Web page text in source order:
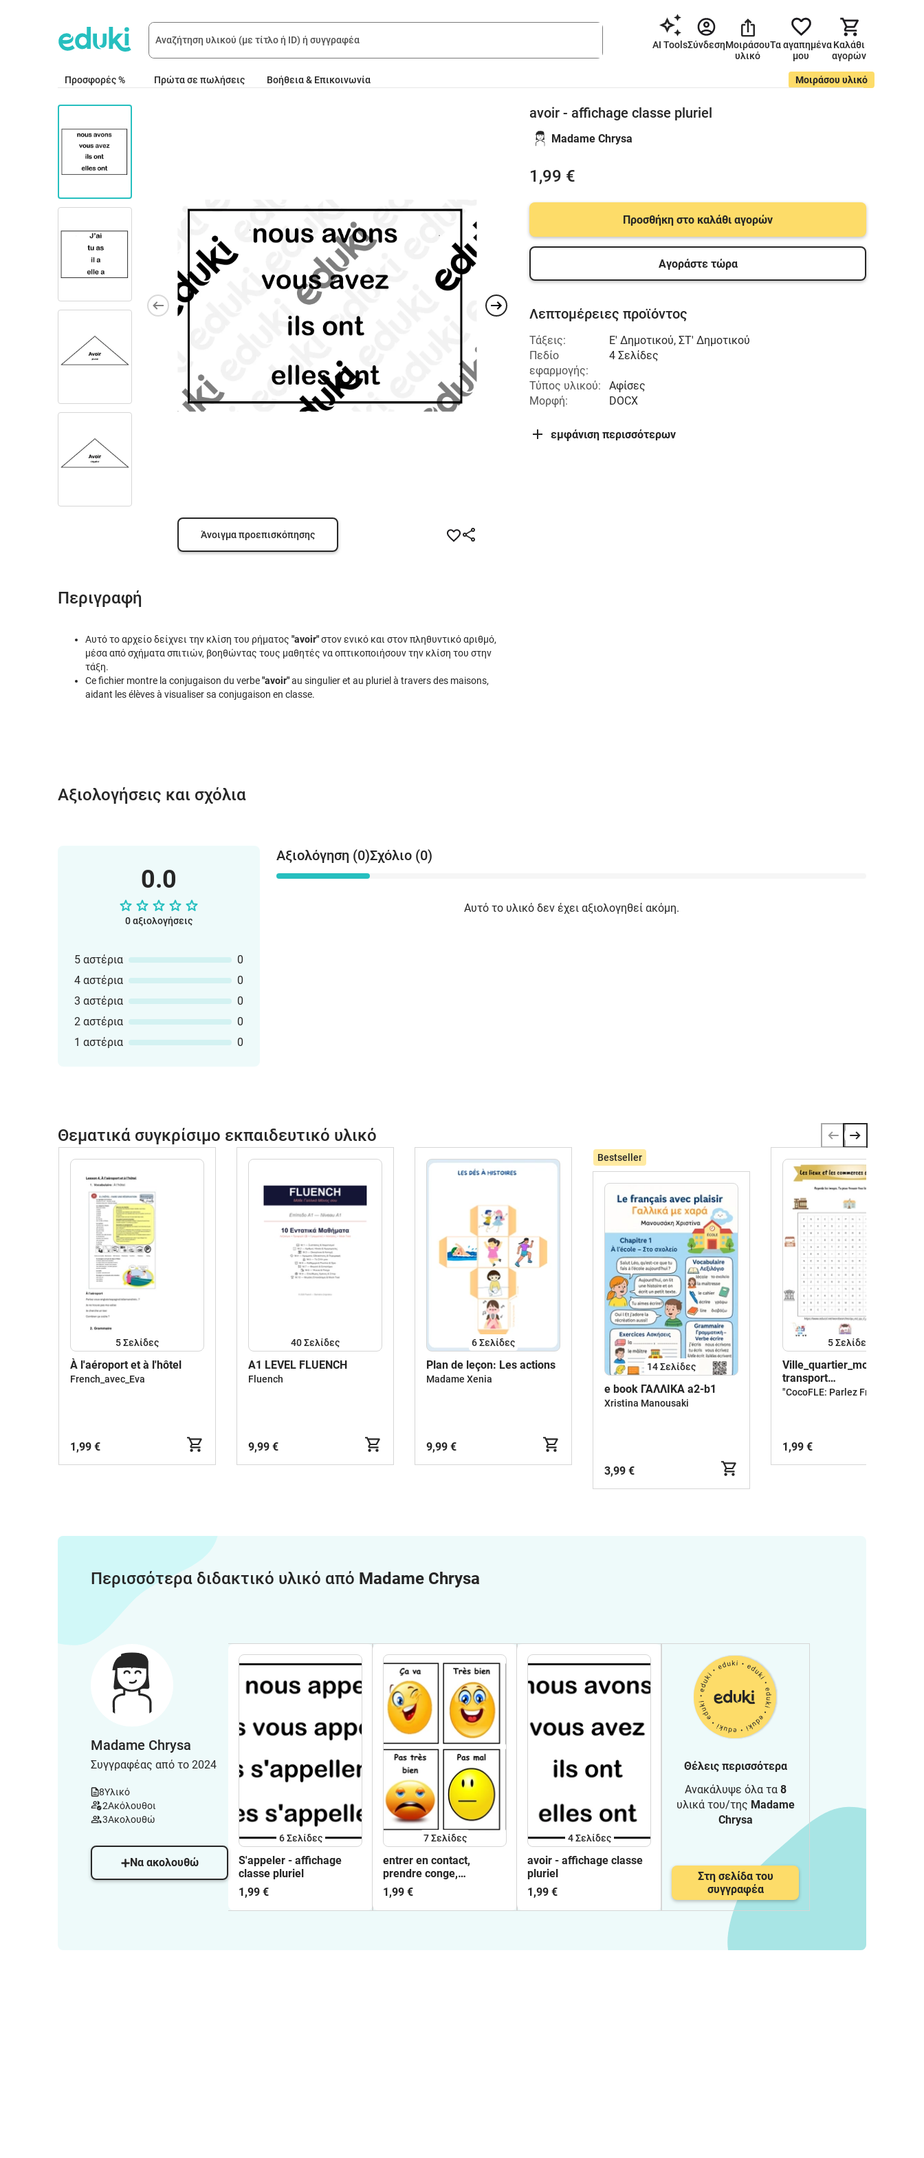
AI ToolsΣύνδεσηΜοιράσου
υλικό
Τα αγαπημένα
μου
Καλάθι
αγορών
Προσφορές % Πρώτα σε πωλήσεις Μοιράσου υλικό
Βοήθεια & Επικοινωνία
Άνοιγμα προεπισκόπησης
Περιγραφή
Αυτό το αρχείο δείχνει την κλίση του ρήματος "avoir"στον ενικό και στον πληθυντικό αριθμό,
μέσα από σχήματα σπιτιών, βοηθώντας τους μαθητές να οπτικοποιήσουν την κλίση του στην
τάξη.
Ce fichier montre la conjugaison du verbe"avoir"au singulier et au pluriel à travers des maisons,
aidant les élèves à visualiser sa conjugaison en classe.
avoir - affichage classe pluriel
Madame Chrysa
1,99 €
Προσθήκη στο καλάθι αγορών
Αγοράστε τώρα
Λεπτομέρειες προϊόντος
Τάξεις: Ε' Δημοτικού, ΣΤ' Δημοτικού
Πεδίο
εφαρμογής:
4 Σελίδες
Τύπος υλικού:
Αφίσες
Μορφή:
DOCX
εμφάνιση περισσότερων
Αξιολογήσεις και σχόλια
0.0
0 αξιολογήσεις
5 αστέρια
0
4 αστέρια
0
3 αστέρια
0
2 αστέρια
0
1 αστέρια
0
Αξιολόγηση (0)Σχόλιο (0)
Αυτό το υλικό δεν έχει αξιολογηθεί ακόμη.
Θεματικά συγκρίσιμο εκπαιδευτικό υλικό
5Σελίδες
À l'aéroport et à l'hôtel
French_avec_Eva
1,99 €
40Σελίδες
A1 LEVEL FLUENCH
Fluench
9,99 €
6Σελίδες
Plan de leçon: Les actions
Madame Xenia
9,99 €
Bestseller
14Σελίδες
e book ΓΑΛΛΙΚΑ a2-b1
Xristina Manousaki
3,99 €
5Σελίδες
Ville_quartier_moyens de
transport
1,99 €
Περισσότερα διδακτικό υλικό από Madame Chrysa
Madame Chrysa
Συγγραφέας από το 2024
8Υλικό
2Ακόλουθοι
3Ακολουθώ
Να ακολουθώ
6Σελίδες
S'appeler - affichage
classe pluriel
1,99 €
7Σελίδες
entrer en contact,
prendre conge,
salutations
1,99 €
4Σελίδες
avoir - affichage classe
pluriel
1,99 €
Θέλεις περισσότερα
Ανακάλυψε όλα τα 8
υλικά του/της Madame
Chrysa
Στη σελίδα του
συγγραφέα